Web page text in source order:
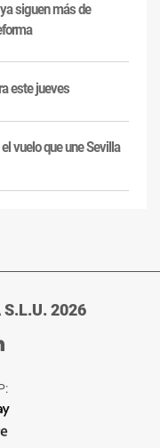
siguen más de
este jueves
vuelo que une Sevilla
S.L.U. 2026
Ir
de
La
Voz